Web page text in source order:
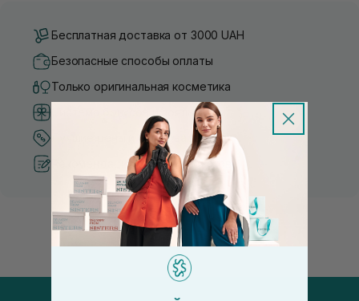
Бесплатная доставка от 3000 UAH
Безопасные способы оплаты
Только оригинальная косметика
Система бонусов и лояльности
Лучшие цены и топ товары
Рекомендации от косметологов